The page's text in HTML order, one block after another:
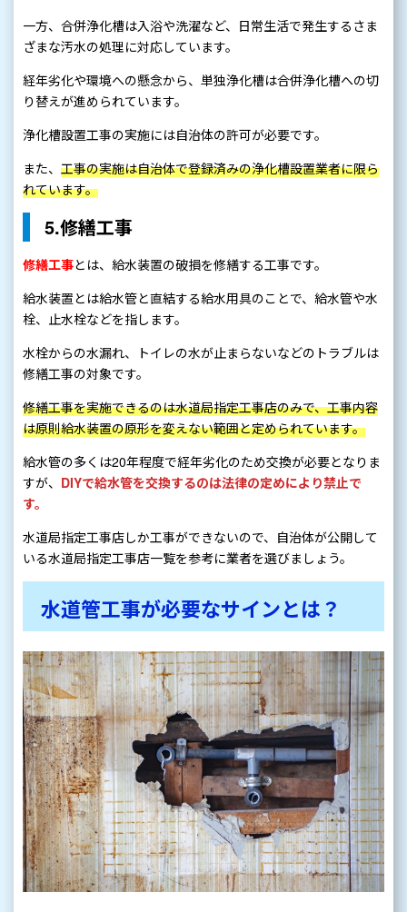
一方、合併浄化槽は入浴や洗濯など、日常生活で発生するさま
ざまな汚水の処理に対応しています。
経年劣化や環境への懸念から、単独浄化槽は合併浄化槽への切
り替えが進められています。
浄化槽設置工事の実施には自治体の許可が必要です。
また、 工事の実施は自治体で登録済みの浄化槽設置業者に限ら
れています。
5.修繕工事
修繕工事とは、給水装置の破損を修繕する工事です。
給水装置とは給水管と直結する給水用具のことで、給水管や水
栓、止水栓などを指します。
水栓からの水漏れ、トイレの水が止まらないなどのトラブルは
修繕工事の対象です。
修繕工事を実施できるのは水道局指定工事店のみで、工事内容
は原則給水装置の原形を変えない範囲と定められています。
給水管の多くは20年程度で経年劣化のため交換が必要となりま
すが、 DIYで給水管を交換するのは法律の定めにより禁止で
す。
水道局指定工事店しか工事ができないので、自治体が公開して
いる水道局指定工事店一覧を参考に業者を選びましょう。
水道管工事が必要なサインとは？